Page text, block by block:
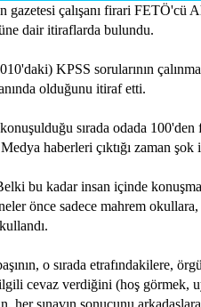
gazetesi çalışanı firari FETÖ'cü
dair itiraflarda bulundu.
KPSS sorularının
olduğunu itiraf etti.
sırada odada
haberleri çıktığı zaman
bu kadar insan içinde
önce sadece mahrem
o sırada etrafındakilere,
cevaz verdiğini (hoş görmek,
her sınavın sonucunu